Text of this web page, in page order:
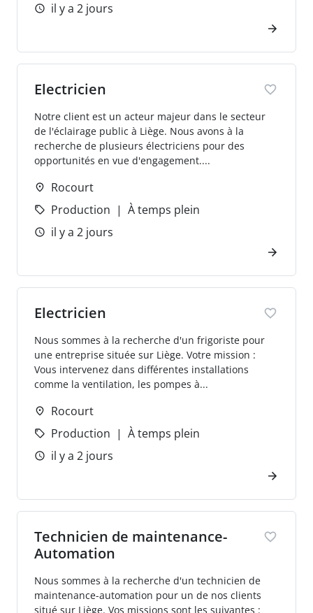
il y a 2 jours
Electricien
Notre client est un acteur majeur dans le secteur
de l'éclairage public à Liège. Nous avons à la
recherche de plusieurs électriciens pour des
opportunités en vue d'engagement....
Rocourt
Production
À temps plein
il y a 2 jours
Electricien
Nous sommes à la recherche d'un frigoriste pour
une entreprise située sur Liège. Votre mission :
Vous intervenez dans différentes installations
comme la ventilation, les pompes à...
Rocourt
Production
À temps plein
il y a 2 jours
Technicien de maintenance-
Automation
Nous sommes à la recherche d'un technicien de
maintenance-automation pour un de nos clients
situé sur Liège. Vos missions sont les suivantes :